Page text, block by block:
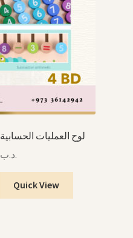
Wooden Maths Board لوح العمليات الحسابية
.د.ب
Quick View